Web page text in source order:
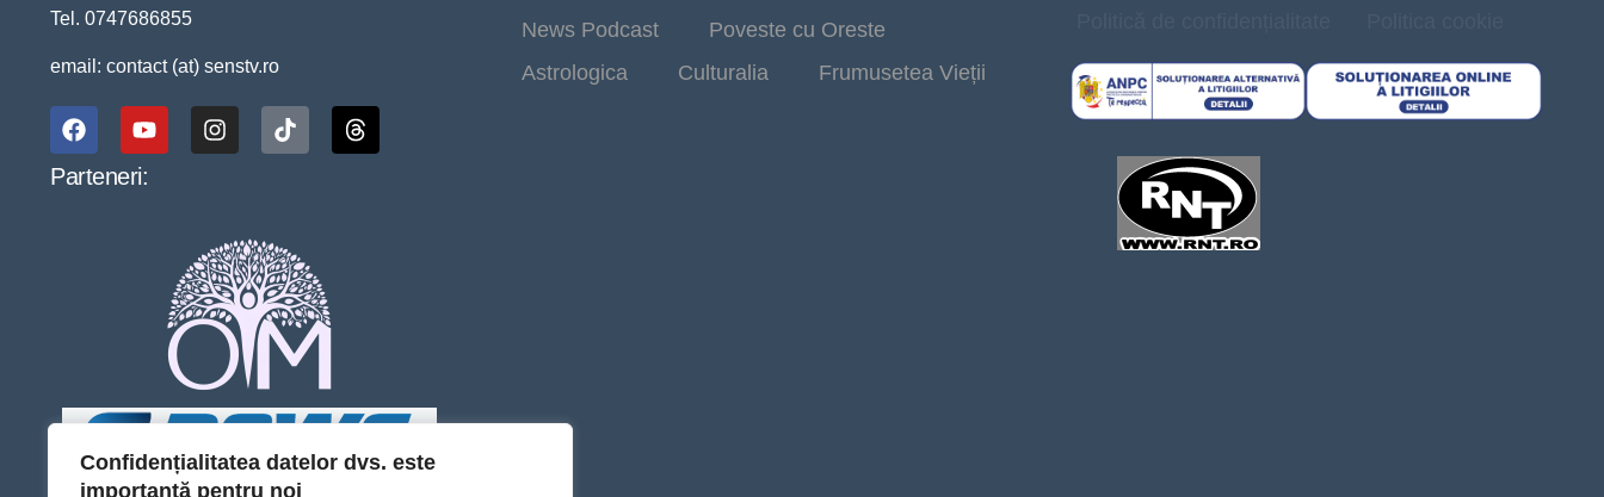
Confidențialitatea datelor dvs. este
importantă pentru noi
Tel. 0747686855
email: contact (at) senstv.ro
Parteneri:
News Podcast
Poveste cu Oreste
Astrologica
Culturalia Frumusetea Vieții